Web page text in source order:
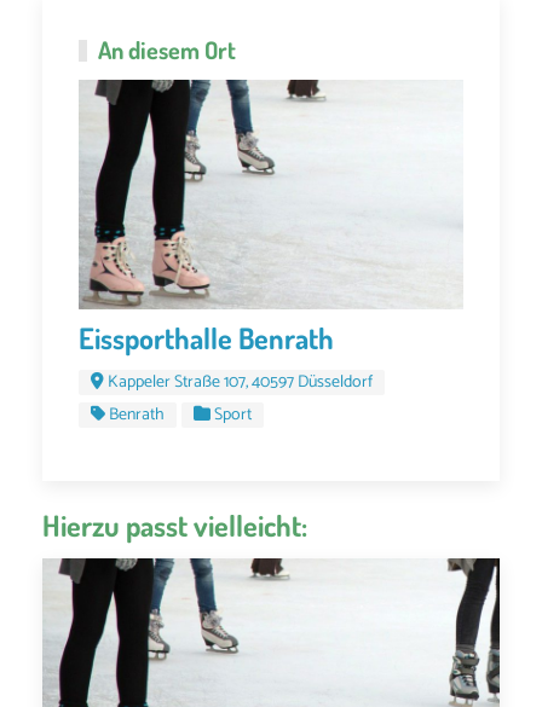
An diesem Ort
Eissporthalle Benrath
Kappeler Straße 107, 40597 Düsseldorf
Benrath
Sport
Hierzu passt vielleicht: